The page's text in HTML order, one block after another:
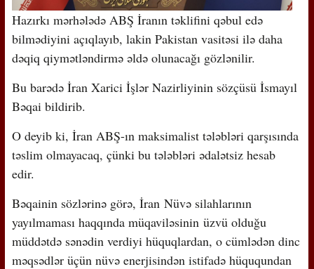
Hazırkı mərhələdə ABŞ İranın təklifini qəbul edə
bilmədiyini açıqlayıb, lakin Pakistan vasitəsi ilə daha
dəqiq qiymətləndirmə əldə olunacağı gözlənilir.
Bu barədə İran Xarici İşlər Nazirliyinin sözçüsü İsmayıl
Bəqai bildirib.
O deyib ki, İran ABŞ-ın maksimalist tələbləri qarşısında
təslim olmayacaq, çünki bu tələbləri ədalətsiz hesab
edir.
Bəqainin sözlərinə görə, İran Nüvə silahlarının
yayılmaması haqqında müqaviləsinin üzvü olduğu
müddətdə sənədin verdiyi hüquqlardan, o cümlədən dinc
məqsədlər üçün nüvə enerjisindən istifadə hüququndan